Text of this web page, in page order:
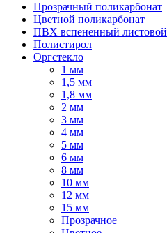
Прозрачный поликарбонат
Цветной поликарбонат
ПВХ вспененный листовой
Полистирол
Оргстекло
1 мм
1,5 мм
1,8 мм
2 мм
3 мм
4 мм
5 мм
6 мм
8 мм
10 мм
12 мм
15 мм
Прозрачное